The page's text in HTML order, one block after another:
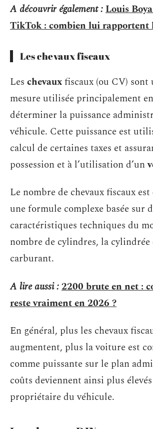
A découvrir également :Louis
TikTok : combien lui rapportent
Les chevaux fiscaux
Les chevauxfiscaux (ou CV) sont
mesure utilisée principalement
déterminer la puissance
véhicule. Cette puissance est
calcul de certaines taxes et
possession et à l’utilisation d’un
Le nombre de chevaux fiscaux
une formule complexe basée sur
caractéristiques techniques du
nombre de cylindres, la cylindrée
carburant.
A lire aussi :2200 brute en net :
reste vraiment en 2026 ?
En général, plus les chevaux
augmentent, plus la voiture est
comme puissante sur le plan
coûts deviennent ainsi plus
propriétaire du véhicule.